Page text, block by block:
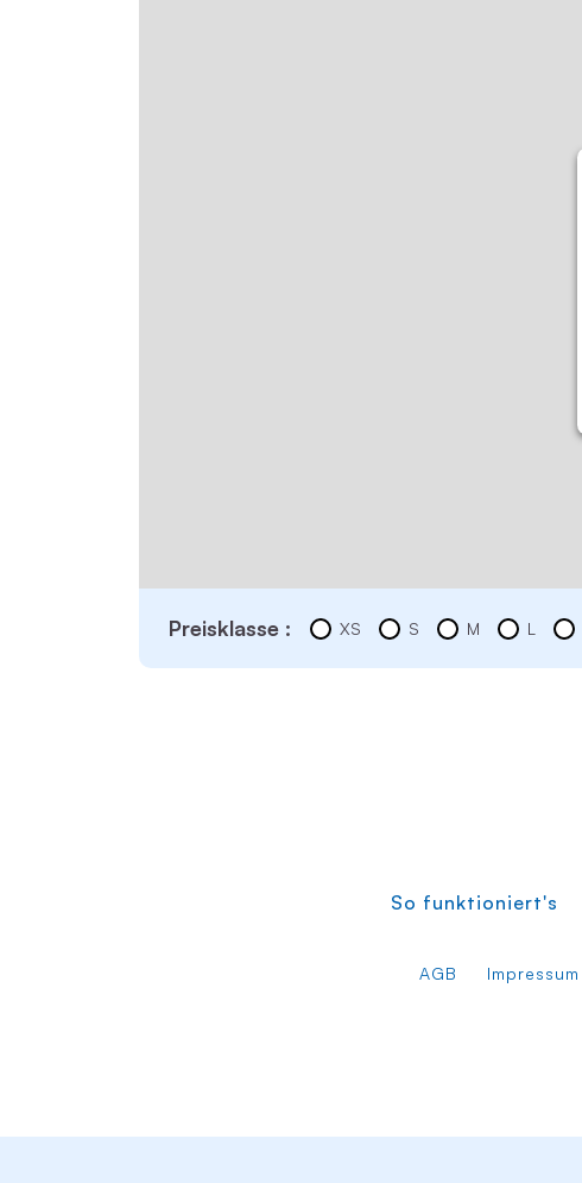
Preisklasse : XS S M L
So funktioniert's
AGB Impressum